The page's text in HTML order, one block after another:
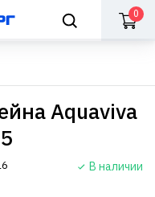
0
Aquaviva
В наличии